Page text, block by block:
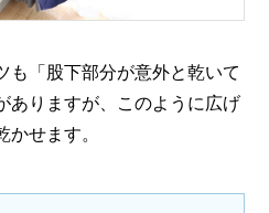
も「股下部分が意外と乾いて
ありますが、このように広げ
せます。